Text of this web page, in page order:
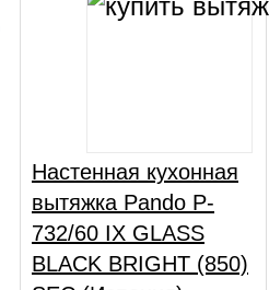
Настенная кухонная
вытяжка Pando P-
732/60 IX GLASS
BLACK BRIGHT (850)